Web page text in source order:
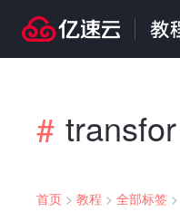
# transfor
首页 > 教程 > 全部标签 >